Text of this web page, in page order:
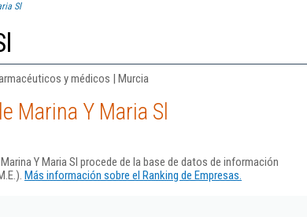
Sl
y médicos | Murcia
Marina Y Maria Sl
Y Maria Sl procede de la base de datos de información
Más información sobre el Ranking de Empresas.